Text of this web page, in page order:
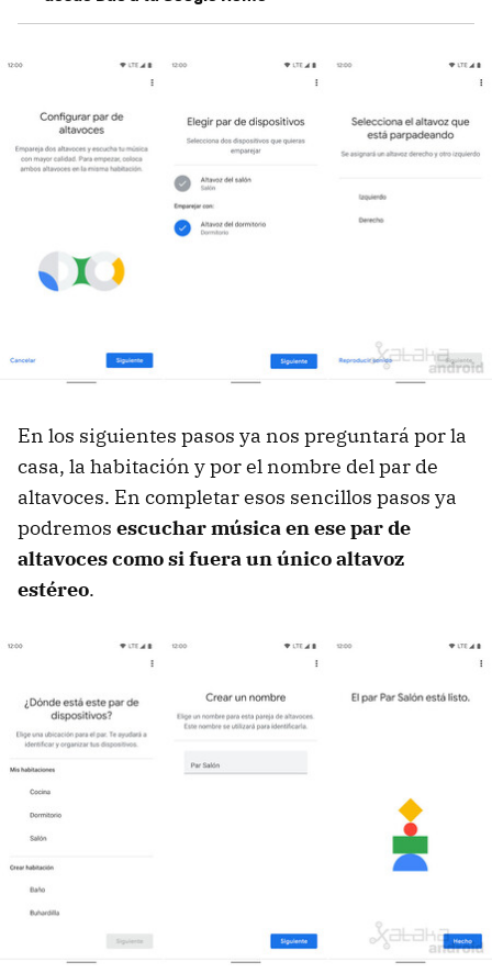
En los siguientes pasos ya nos preguntará por la
casa, la habitación y por el nombre del par de
altavoces. En completar esos sencillos pasos ya
podremos escuchar música en ese par de
altavoces como si fuera un único altavoz
estéreo.